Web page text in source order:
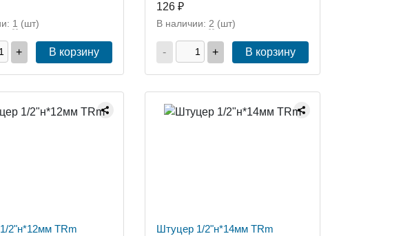
1 (шт)
+ В корзину
126 ₽
В наличии: 2 (шт)
- + В корзину
2"н*12мм TRm Штуцер 1/2"н*14мм TRm